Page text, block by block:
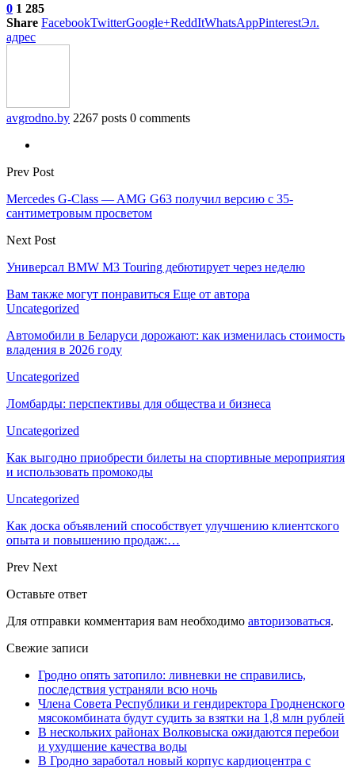
0 1 285
Share FacebookTwitterGoogle+ReddItWhatsAppPinterestЭл.
адрес
avgrodno.by 2267 posts 0 comments
Prev Post
Mercedes G-Class — AMG G63 получил версию с 35-
сантиметровым просветом
Next Post
Универсал BMW M3 Touring дебютирует через неделю
Вам также могут понравиться Еще от автора
Uncategorized
Автомобили в Беларуси дорожают: как изменилась стоимость
владения в 2026 году
Uncategorized
Ломбарды: перспективы для общества и бизнеса
Uncategorized
Как выгодно приобрести билеты на спортивные мероприятия
и использовать промокоды
Uncategorized
Как доска объявлений способствует улучшению клиентского
опыта и повышению продаж:…
Prev Next
Оставьте ответ
Для отправки комментария вам необходимо авторизоваться.
Свежие записи
Гродно опять затопило: ливневки не справились,
последствия устраняли всю ночь
Члена Совета Республики и гендиректора Гродненского
мясокомбината будут судить за взятки на 1,8 млн рублей
В нескольких районах Волковыска ожидаются перебои
и ухудшение качества воды
В Гродно заработал новый корпус кардиоцентра с